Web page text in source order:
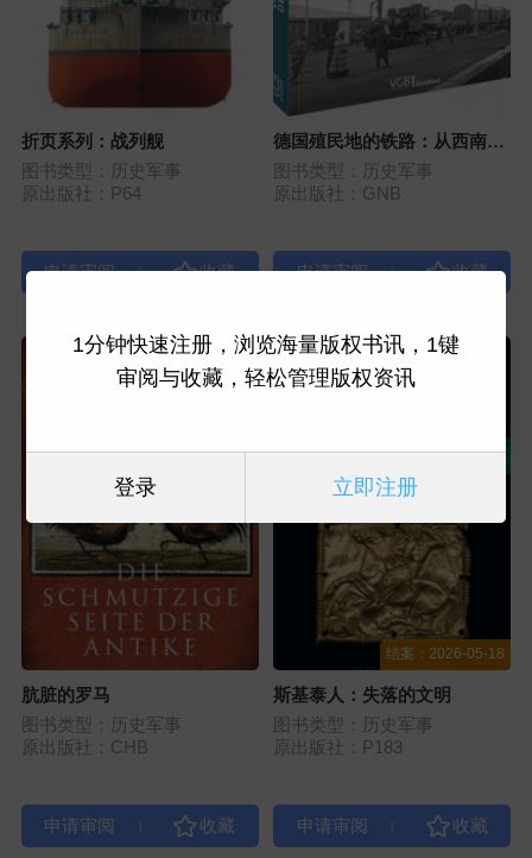
折页系列：战列舰
图书类型：历史军事
原出版社：P64
|
德国殖民地的铁路：从西南非
洲到中国
图书类型：历史军事
原出版社：GNB
|
肮脏的罗马
图书类型：历史军事
原出版社：CHB
结案：2026-05-18
斯基泰人：失落的文明
图书类型：历史军事
原出版社：P183
1分钟快速注册，浏览海量版权书讯，1键
审阅与收藏，轻松管理版权资讯
登录 立即注册